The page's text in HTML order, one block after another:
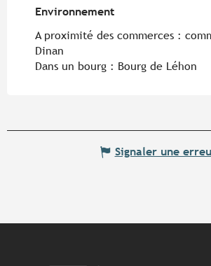
Environnement
Environnement
A proximité des commerces :
Dinan
Dans un bourg : Bourg de Léhon
Signaler une